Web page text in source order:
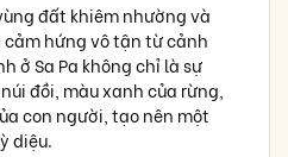
đất khiêm nhường và
hứng vô tận từ cảnh
ở Sa Pa không chỉ là sự
đồi, màu xanh của rừng,
con người, tạo nên một
diệu.